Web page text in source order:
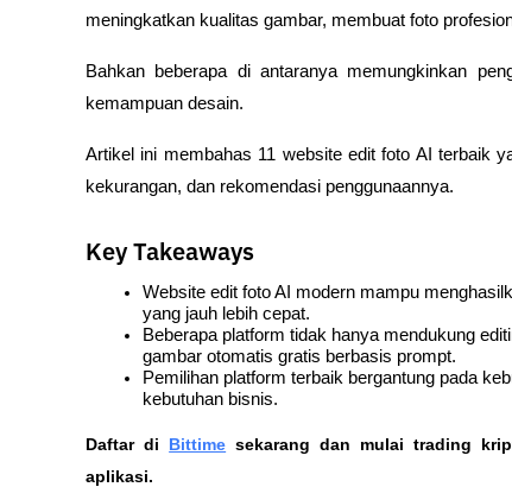
meningkatkan kualitas gambar, membuat foto
Bahkan beberapa di antaranya memungkinkan
kemampuan desain.
Artikel ini membahas 11 website edit foto AI terbaik
kekurangan, dan rekomendasi penggunaannya.
Key Takeaways
Website edit foto AI modern mampu
yang jauh lebih cepat.
Beberapa platform tidak hanya mendukung
gambar otomatis gratis berbasis prompt.
Pemilihan platform terbaik bergantung pada
kebutuhan bisnis.
Daftar di Bittime sekarang dan mulai trading
aplikasi.